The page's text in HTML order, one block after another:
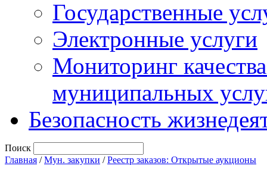
Государственные
Электронные услуги
Мониторинг
муниципальных
Безопасность
Поиск
Главная /Мун. закупки /Реестр заказов: Открытые аукционы